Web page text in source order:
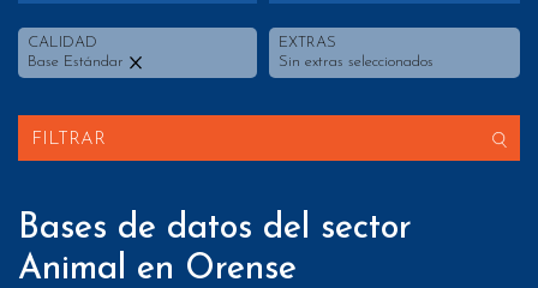
CALIDAD
Base Estándar
EXTRAS
Sin extras seleccionados
FILTRAR
Bases de datos del sector
Animal en Orense